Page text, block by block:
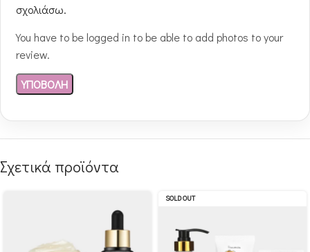
σχολιάσω.
You have to be logged in to be able to add photos to your
review.
Σχετικά προϊόντα
SOLD OUT